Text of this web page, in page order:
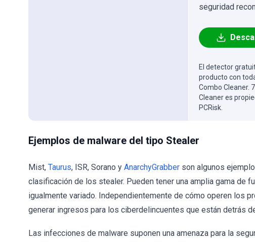
seguridad
El detector
producto con
Combo Cleaner.
Cleaner es
PCRisk.
Ejemplos de malware del tipo Stealer
Mist, Taurus, ISR, Sorano y AnarchyGrabber son algunos
clasificación de los stealer. Pueden tener una amplia gama de
igualmente variado. Independientemente de cómo operen los
generar ingresos para los ciberdelincuentes que están detrás
Las infecciones de malware suponen una amenaza para la